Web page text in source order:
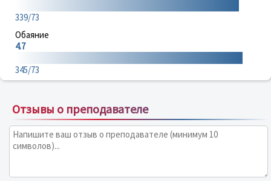
339/73
Обаяние
4.7
345/73
Отзывы о преподавателе